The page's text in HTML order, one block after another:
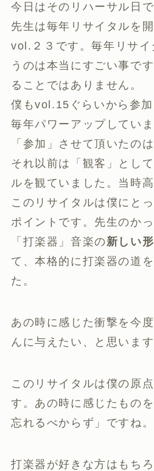
今日はそのリハーサル日
先生は毎年リサイタルを
vol.２３です。毎年リサイ
うのは本当にすごい事で
ることではありません。
僕もvol.15ぐらいから参
毎年パワーアップしていま
「参加」させて頂いたの
それ以前は「観客」とし
ルを観ていました。当時高
このリサイタルは僕にと
ポイントです。先生のか
「打楽器」音楽の新しい形
て、本格的に打楽器の道
た。
あの時に感じた衝撃を今
んに与えたい、と思います
このリサイタルは僕の原
す。あの時に感じたもの
忘れるべからず」ですね。
打楽器が好きな方はもち